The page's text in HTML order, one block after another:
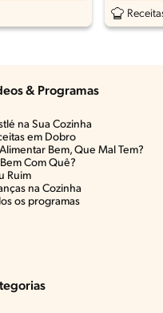
& Programas​
na Sua Cozinha
em Dobro
Bem, Que Mal Tem?​
Com Quê?​
Ruim​
na Cozinha​
os programas